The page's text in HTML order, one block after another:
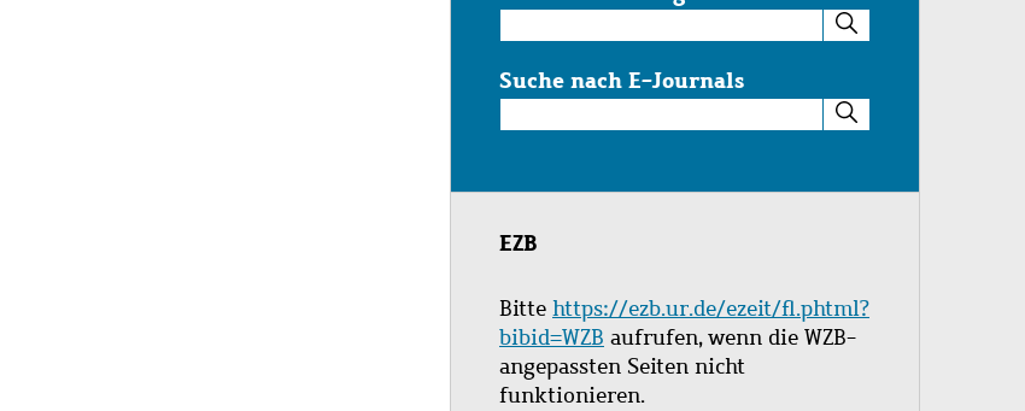
im
Katalog
Suche nach E-Journals
nach
Journals
EZB
Bitte https://ezb.ur.de/ezeit/fl.phtml?
bibid=WZB aufrufen, wenn die WZB-
angepassten Seiten nicht
funktionieren.